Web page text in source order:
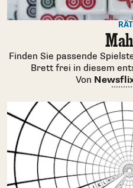
Finden Sie passende
Brett frei in diesem
Von